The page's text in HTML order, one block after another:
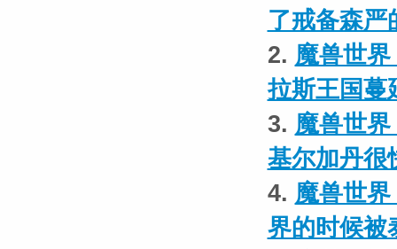
了戒备森严
2. 魔兽世
拉斯王国蔓
3. 魔兽世
基尔加丹很
4. 魔兽世
界的时候被